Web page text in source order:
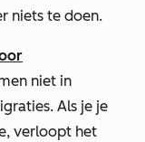
niets te doen.
niet in
Als je je
verloopt het